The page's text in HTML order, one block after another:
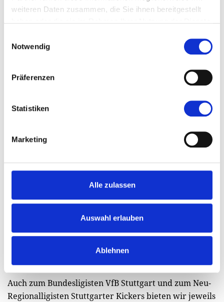
weiteren Daten zusammen, die Sie ihnen bereitgestellt
Notwendig
Präferenzen
Statistiken
Marketing
Alle zulassen
Auswahl erlauben
Ablehnen
Welche Spieler fallen aus? Welche Spielertransfers
Hier erfahren Sie alles Wichtige rund um den
Auch zum Bundesligisten VfB Stuttgart und zum Neu-
Regionalligisten Stuttgarter Kickers bieten wir jeweils